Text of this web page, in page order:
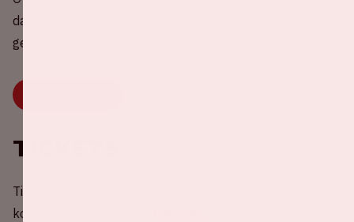
dan de blog waar we alles voor je op een rijtje hebben
gezet!
Tickets
Tickets voor AMF 2025 in de Johan Cruijff ArenA zijn te
koop via de website van